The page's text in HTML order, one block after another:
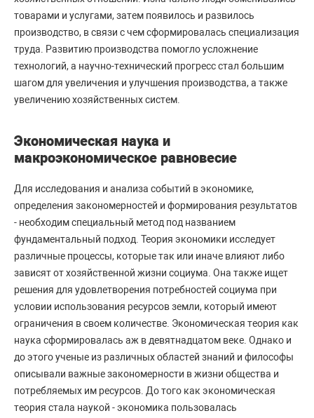
товарами и услугами, затем появилось и развилось
производство, в связи с чем сформировалась специализация
труда. Развитию производства помогло усложнение
технологий, а научно-технический прогресс стал большим
шагом для увеличения и улучшения производства, а также
увеличению хозяйственных систем.
Экономическая наука и
макроэкономическое равновесие
Для исследования и анализа событий в экономике,
определения закономерностей и формирования результатов
- необходим специальный метод под названием
фундаментальный подход. Теория экономики исследует
различные процессы, которые так или иначе влияют либо
зависят от хозяйственной жизни социума. Она также ищет
решения для удовлетворения потребностей социума при
условии использования ресурсов земли, который имеют
ограничения в своем количестве. Экономическая теория как
наука сформировалась аж в девятнадцатом веке. Однако и
до этого ученые из различных областей знаний и философы
описывали важные закономерности в жизни общества и
потребляемых им ресурсов. До того как экономическая
теория стала наукой - экономика пользовалась